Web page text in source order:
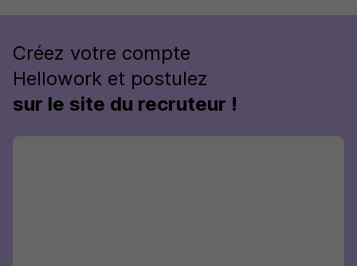
Créez votre compte
Hellowork et postulez
sur le site du recruteur !